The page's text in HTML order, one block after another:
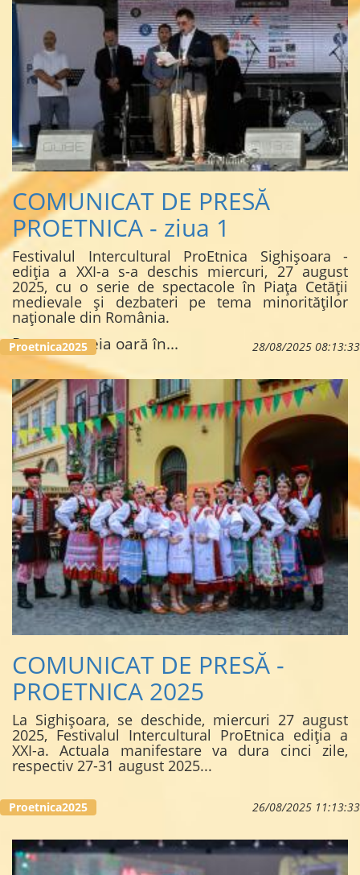
COMUNICAT DE PRESĂ
PROETNICA - ziua 1
Festivalul Intercultural ProEtnica Sighișoara -
ediția a XXI-a s-a deschis miercuri, 27 august
2025, cu o serie de spectacole în Piața Cetății
medievale și dezbateri pe tema minorităților
naționale din România.
Pentru a treia oară în... 28/08/2025 08:13:33
Proetnica2025
COMUNICAT DE PRESĂ -
PROETNICA 2025
La Sighișoara, se deschide, miercuri 27 august
2025, Festivalul Intercultural ProEtnica ediția a
XXI-a. Actuala manifestare va dura cinci zile,
respectiv 27-31 august 2025...
26/08/2025 11:13:33
Proetnica2025